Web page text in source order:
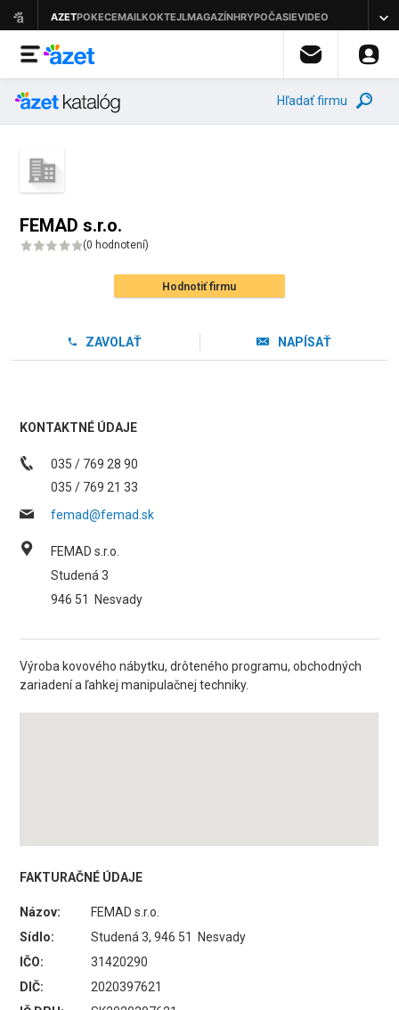
Hľadať firmu
FEMAD s.r.o.
(0 hodnotení)
Hodnotiť firmu
ZAVOLAŤ NAPÍSAŤ
KONTAKTNÉ ÚDAJE
035 / 769 28 90
035 / 769 21 33
femad@femad.sk
FEMAD s.r.o.
Studená 3
946 51
Nesvady
Výroba kovového nábytku, drôteného programu, obchodných
zariadení a ľahkej manipulačnej techniky.
FAKTURAČNÉ ÚDAJE
Názov:
FEMAD s.r.o.
Sídlo:
Studená 3, 946 51 Nesvady
IČO:
31420290
DIČ:
2020397621